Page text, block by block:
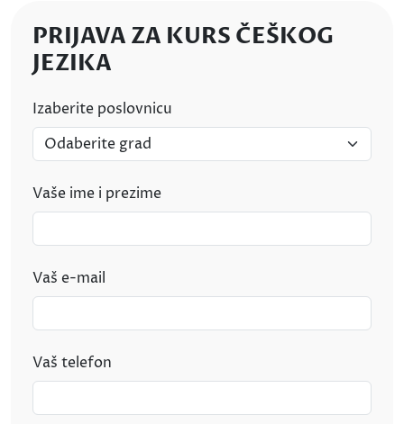
PRIJAVA ZA KURS ČEŠKOG
JEZIKA
Izaberite poslovnicu
Vaše ime i prezime
Vaš e-mail
Vaš telefon